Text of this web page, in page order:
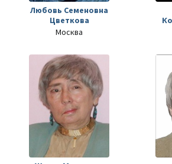
Любовь Семеновна
Цветкова
Москва